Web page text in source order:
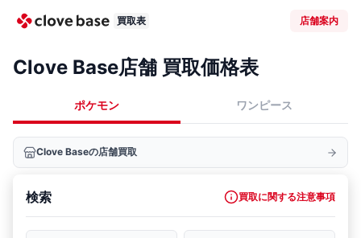
買取表 店舗案内
Clove Base店舗 買取価格表
ポケモン ワンピース
Clove Baseの店舗買取
検索 買取に関する注意事項